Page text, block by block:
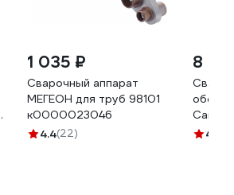
1 035 ₽
Сварочный аппарат
МЕГЕОН для труб 98101
к0000023046
4.4(22)
8
ящик
4.8